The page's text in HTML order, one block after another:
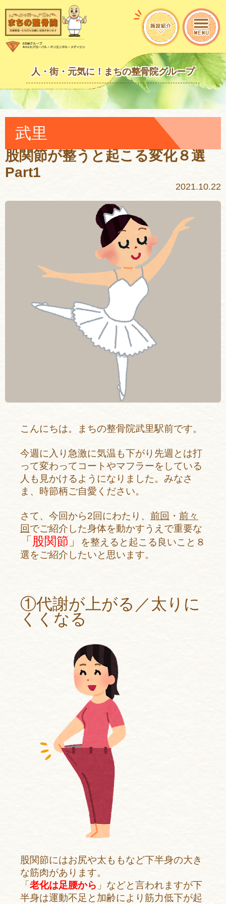
人・街・元気に！まちの整骨院グループ
武里
股関節が整うと起こる変化８選
Part1
2021.10.22
こんにちは。まちの整骨院武里駅前です。
今週に入り急激に気温も下がり先週とは打
って変わってコートやマフラーをしている
人も見かけるようになりました。みなさ
ま、時節柄ご自愛ください。
さて、今回から2回にわたり、 前回 ・ 前々
回でご紹介した身体を動かすうえで重要な
「 股関節 」
を整えると起こる良いこと８
選をご紹介したいと思います。
①代謝が上がる／太りに
くくなる
股関節にはお尻や太ももなど下半身の大き
な筋肉があります。
「 老化は足腰から 」などと言われますが下
半身は運動不足と加齢により筋力低下が起